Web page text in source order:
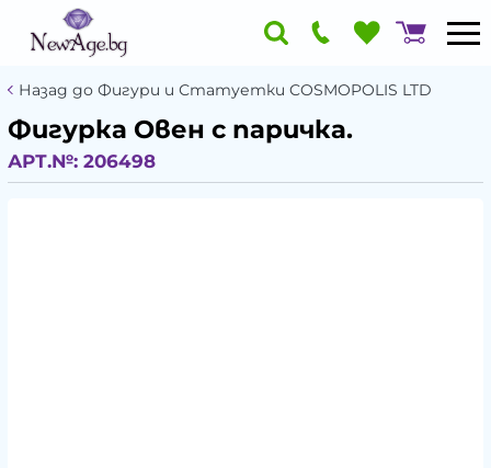
Назад до Фигури и Статуетки COSMOPOLIS LTD
Фигурка Овен с паричка.
АРТ.№: 206498